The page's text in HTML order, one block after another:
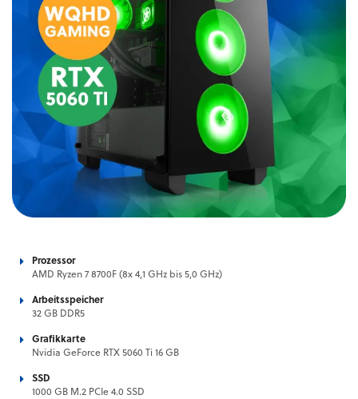
Prozessor
AMD Ryzen 7 8700F (8x 4,1 GHz bis 5,0 GHz)
Arbeitsspeicher
32 GB DDR5
Grafikkarte
Nvidia GeForce RTX 5060 Ti 16 GB
SSD
1000 GB M.2 PCIe 4.0 SSD